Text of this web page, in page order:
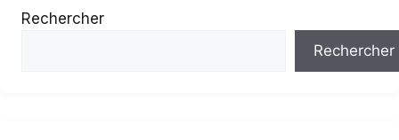
Rechercher
Rechercher